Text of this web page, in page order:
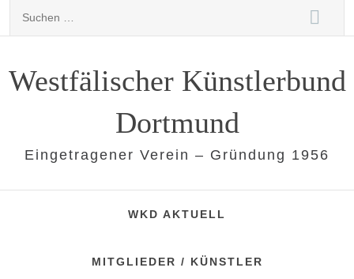
Westfälischer Künstlerbund
Dortmund
Eingetragener Verein – Gründung 1956
WKD AKTUELL
MITGLIEDER / KÜNSTLER